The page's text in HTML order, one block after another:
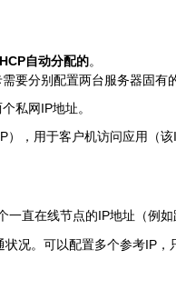
自动分配的。
需要分别配置两台服务器固有
私网 IP地址。
），用于客户机访问应用（该
一直在线节点的IP地址（例
状况。可以配置多个参考IP